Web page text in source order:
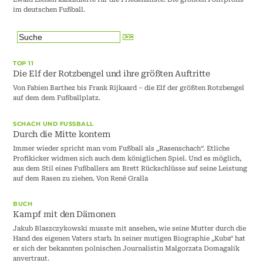
im deutschen Fußball.
TOP 11
Die Elf der Rotzbengel und ihre größten Auftritte
Von Fabien Barthez bis Frank Rijkaard – die Elf der größten Rotzbengel
auf dem dem Fußballplatz.
SCHACH UND FUSSBALL
Durch die Mitte kontern
Immer wieder spricht man vom Fußball als „Rasenschach“. Etliche
Profikicker widmen sich auch dem königlichen Spiel. Und es möglich,
aus dem Stil eines Fußballers am Brett Rückschlüsse auf seine Leistung
auf dem Rasen zu ziehen. Von René Gralla
BUCH
Kampf mit den Dämonen
Jakub Blaszczykowski musste mit ansehen, wie seine Mutter durch die
Hand des eigenen Vaters starb. In seiner mutigen Biographie „Kuba“ hat
er sich der bekannten polnischen Journalistin Malgorzata Domagalik
anvertraut.